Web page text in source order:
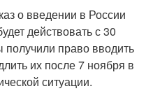
о введении в России
действовать с 30
получили право вводить
их после 7 ноября в
ситуации.